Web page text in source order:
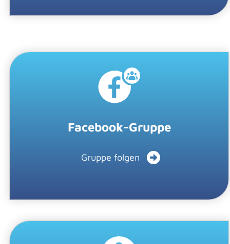
Facebook-Gruppe
Gruppe folgen